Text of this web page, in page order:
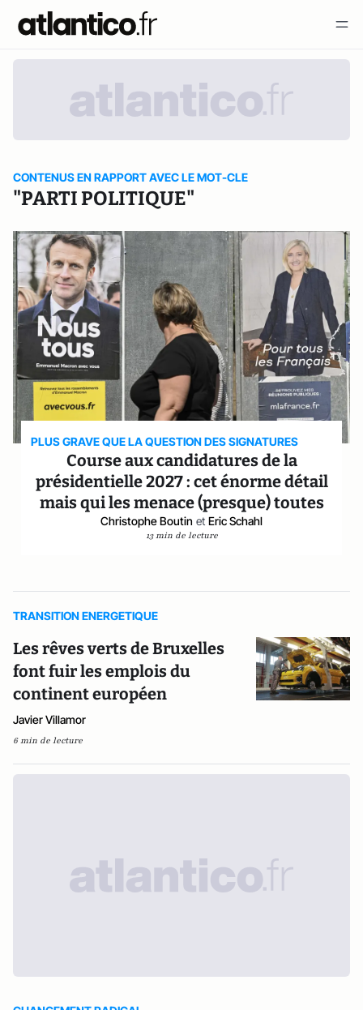
CONTENUS EN RAPPORT AVEC LE MOT-CLE
"PARTI POLITIQUE"
PLUS GRAVE QUE LA QUESTION DES SIGNATURES
Course aux candidatures de la
présidentielle 2027 : cet énorme détail
mais qui les menace (presque) toutes
Christophe Boutin et Eric Schahl
13 min de lecture
TRANSITION ENERGETIQUE
Les rêves verts de Bruxelles
font fuir les emplois du
continent européen
Javier Villamor
6 min de lecture